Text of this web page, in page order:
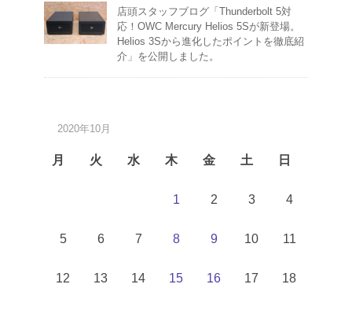
店頭スタッフブログ「Thunderbolt 5対
応！OWC Mercury Helios 5Sが新登場。
Helios 3Sから進化したポイントを徹底紹
介」を公開しました。
2020年10月
月 火 水 木 金 土 日
1 2 3 4
5 6 7 8 9 10 11
12 13 14 15 16 17 18